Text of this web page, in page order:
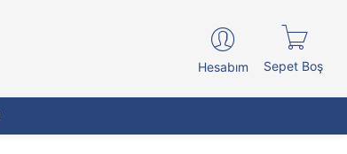
Hesabım Sepet Boş